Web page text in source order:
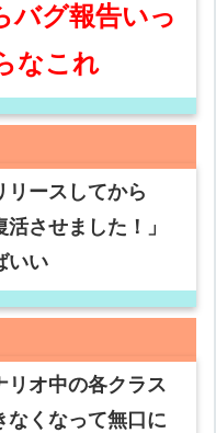
バグ報告いっ
なこれ
リースしてから
させました！」
いい
リオ中の各クラス
なくなって無口に